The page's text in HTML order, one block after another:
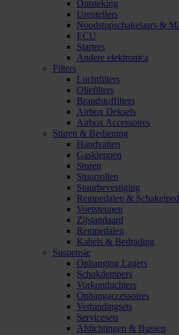
Ontsteking
Urentellers
Noodstopschakelaars &
ECU
Starters
Andere elektronica
Filters
Luchtfilters
Oliefilters
Brandstoffilters
Airbox Deksels
Airbox Accessoires
Sturen & Bediening
Handvatten
Gaskleppen
Sturen
Stuurrollen
Stuurbevestiging
Rempedalen &
Voetsteunen
Zijstandaard
Rempedalen
Kabels & Bedrading
Suspensie
Ophanging Lagers
Schokdempers
Vorkontluchters
Ophangaccessoires
Verbindingsets
Servicesets
Afdichtingen & Bussen